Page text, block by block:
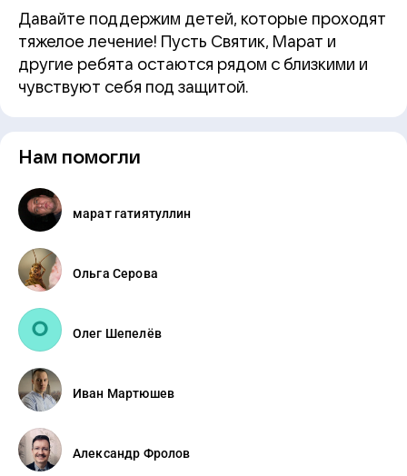
Давайте поддержим детей, которые проходят
тяжелое лечение! Пусть Святик, Марат и
другие ребята остаются рядом с близкими и
чувствуют себя под защитой.
Нам помогли
марат гатиятуллин
Ольга Серова
Олег Шепелёв
Иван Мартюшев
Александр Фролов